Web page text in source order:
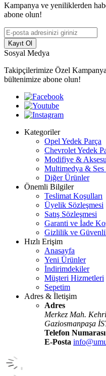
Kampanya ve yeniliklerden
abone olun!
Kayıt Ol
Sosyal Medya
Takipçilerimize Özel
bültenimize abone olun!
Kategoriler
Opel Yedek Parça
Chevrolet Yedek
Modifiye &
Multimedya & Ses
Diğer Ürünler
Önemli Bilgiler
Teslimat Koşulları
Üyelik Sözleşmesi
Satış Sözleşmesi
Garanti ve İade
Gizlilik ve
Hızlı Erişim
Anasayfa
Yeni Ürünler
İndirimdekiler
Müşteri Hizmetleri
Sepetim
Adres & İletişim
Adres
Merkez Mah.
Gaziosmanpaşa
Telefon Numarası
E-Posta